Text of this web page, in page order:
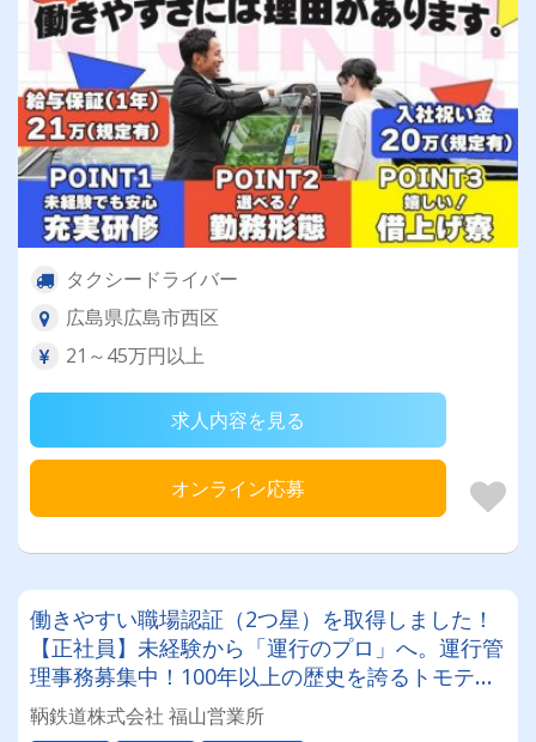
タクシードライバー
広島県広島市西区
21～45万円以上
求人内容を見る
オンライン応募
働きやすい職場認証（2つ星）を取得しました！
【正社員】未経験から「運行のプロ」へ。運行管
理事務募集中！100年以上の歴史を誇るトモテツ
バスで働きませんか？
鞆鉄道株式会社 福山営業所